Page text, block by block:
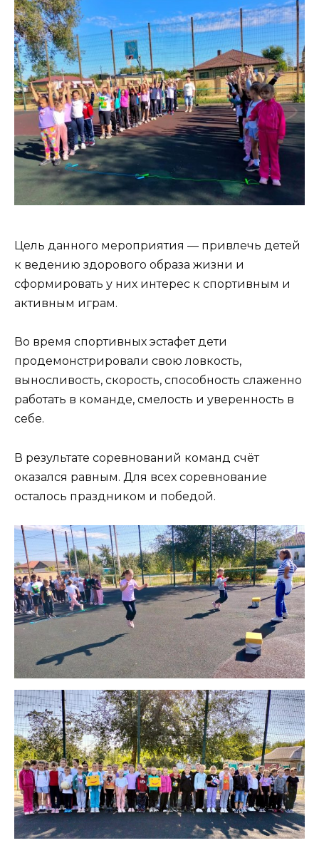
Цель данного мероприятия — привлечь детей
к ведению здорового образа жизни и
сформировать у них интерес к спортивным и
активным играм.
Во время спортивных эстафет дети
продемонстрировали свою ловкость,
выносливость, скорость, способность слаженно
работать в команде, смелость и уверенность в
себе.
В результате соревнований команд счёт
оказался равным. Для всех соревнование
осталось праздником и победой.